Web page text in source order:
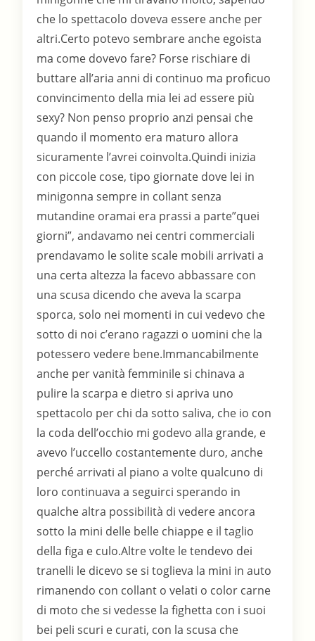
che lo spettacolo doveva essere anche per
altri.Certo potevo sembrare anche egoista
ma come dovevo fare? Forse rischiare di
buttare all’aria anni di continuo ma proficuo
convincimento della mia lei ad essere più
sexy? Non penso proprio anzi pensai che
quando il momento era maturo allora
sicuramente l’avrei coinvolta.Quindi inizia
con piccole cose, tipo giornate dove lei in
minigonna sempre in collant senza
mutandine oramai era prassi a parte”quei
giorni”, andavamo nei centri commerciali
prendavamo le solite scale mobili arrivati a
una certa altezza la facevo abbassare con
una scusa dicendo che aveva la scarpa
sporca, solo nei momenti in cui vedevo che
sotto di noi c’erano ragazzi o uomini che la
potessero vedere bene.Immancabilmente
anche per vanità femminile si chinava a
pulire la scarpa e dietro si apriva uno
spettacolo per chi da sotto saliva, che io con
la coda dell’occhio mi godevo alla grande, e
avevo l’uccello costantemente duro, anche
perché arrivati al piano a volte qualcuno di
loro continuava a seguirci sperando in
qualche altra possibilità di vedere ancora
sotto la mini delle belle chiappe e il taglio
della figa e culo.Altre volte le tendevo dei
tranelli le dicevo se si toglieva la mini in auto
rimanendo con collant o velati o color carne
di moto che si vedesse la fighetta con i suoi
bei peli scuri e curati, con la scusa che